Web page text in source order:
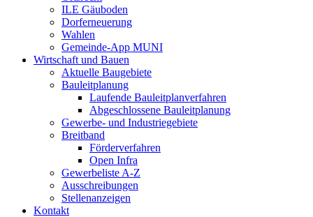
ILE Gäuboden
Dorferneuerung
Wahlen
Gemeinde-App MUNI
Wirtschaft und Bauen
Aktuelle Baugebiete
Bauleitplanung
Laufende Bauleitplanverfahren
Abgeschlossene Bauleitplanung
Gewerbe- und Industriegebiete
Breitband
Förderverfahren
Open Infra
Gewerbeliste A-Z
Ausschreibungen
Stellenanzeigen
Kontakt